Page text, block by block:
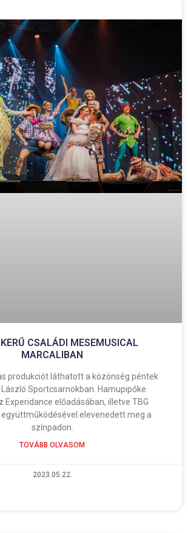
CSALÁDI MESEMUSICAL
MARCALIBAN
produkciót láthatott a közönség péntek
László Sportcsarnokban. Hamupipőke
Experidance előadásában, illetve TBG
együttműködésével elevenedett meg a
színpadon.
TOVÁBB OLVASOM
2023.05.22.